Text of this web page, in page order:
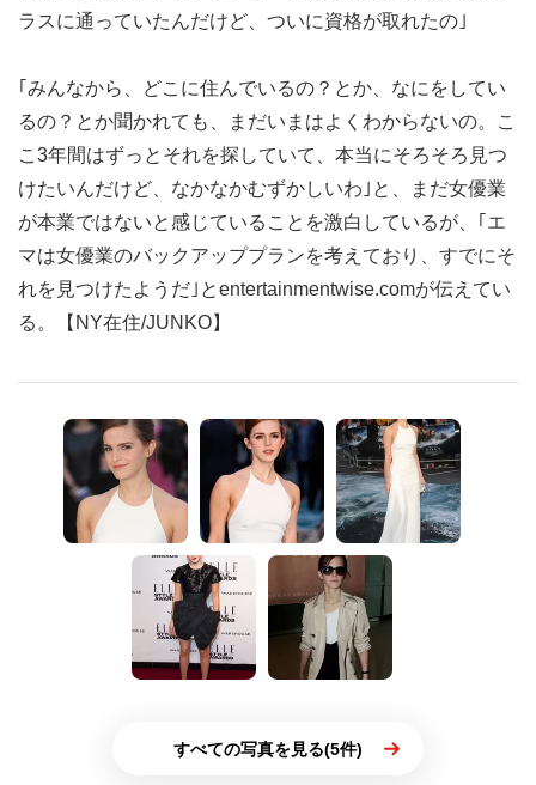
ラスに通っていたんだけど、ついに資格が取れたの｣
｢みんなから、どこに住んでいるの？とか、なにをしてい
るの？とか聞かれても、まだいまはよくわからないの。こ
こ3年間はずっとそれを探していて、本当にそろそろ見つ
けたいんだけど、なかなかむずかしいわ｣と、まだ女優業
が本業ではないと感じていることを激白しているが、｢エ
マは女優業のバックアッププランを考えており、すでにそ
れを見つけたようだ｣とentertainmentwise.comが伝えてい
る。【NY在住/JUNKO】
すべての写真を見る(5件)